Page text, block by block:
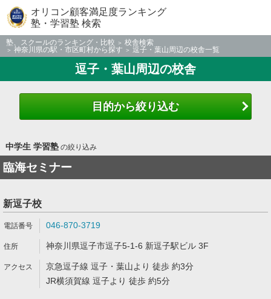
オリコン顧客満足度ランキング
塾・学習塾 検索
塾、スクールのランキング・比較
校舎検索
神奈川県の駅・市区町村から探す
逗子・葉山周辺の校舎一覧
逗子・葉山周辺の校舎
目的から絞り込む
中学生 学習塾の絞り込み
臨海セミナー
新逗子校
046-870-3719
神奈川県逗子市逗子5-1-6 新逗子駅ビル 3F
京急逗子線 逗子・葉山より 徒歩 約3分
JR横須賀線 逗子より 徒歩 約5分